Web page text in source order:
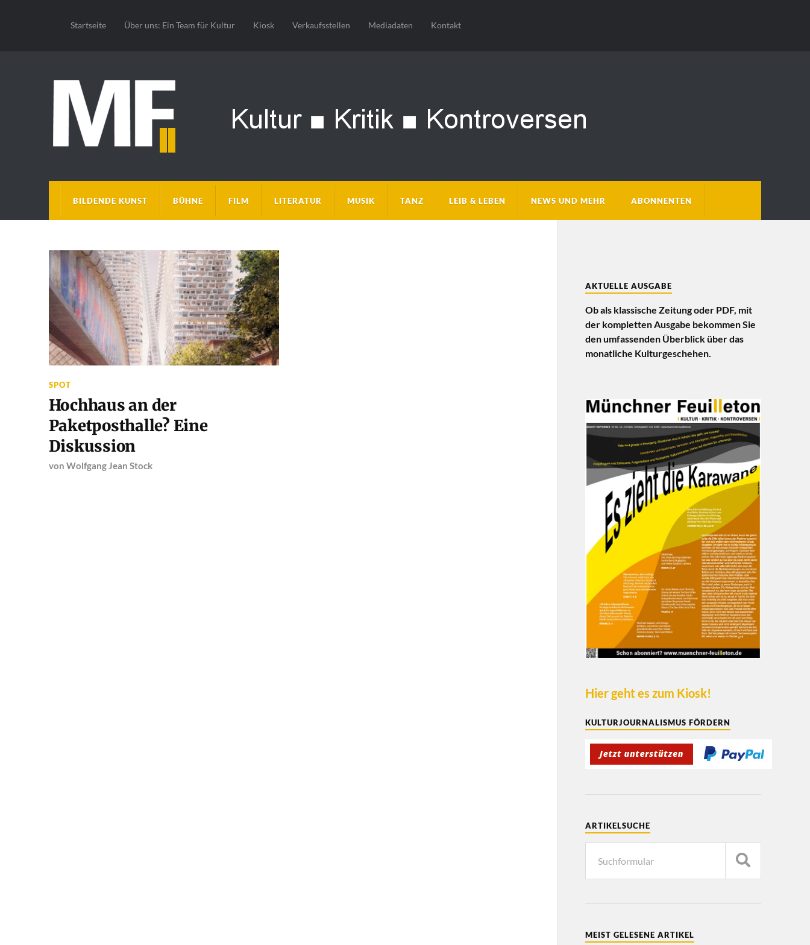
Startseite Über uns: Ein Team für Kultur Kiosk Verkaufsstellen Mediadaten Kontakt
BILDENDE KUNST BÜHNE FILM LITERATUR MUSIK TANZ LEIB & LEBEN NEWS UND MEHR ABONNENTEN
SPOT
Hochhaus an der
Paketposthalle? Eine
Diskussion
von Wolfgang Jean Stock
AKTUELLE AUSGABE
Ob als klassische Zeitung oder PDF, mit
der kompletten Ausgabe bekommen Sie
den umfassenden Überblick über das
monatliche Kulturgeschehen.
Hier geht es zum Kiosk!
KULTURJOURNALISMUS FÖRDERN
ARTIKELSUCHE
MEIST GELESENE ARTIKEL